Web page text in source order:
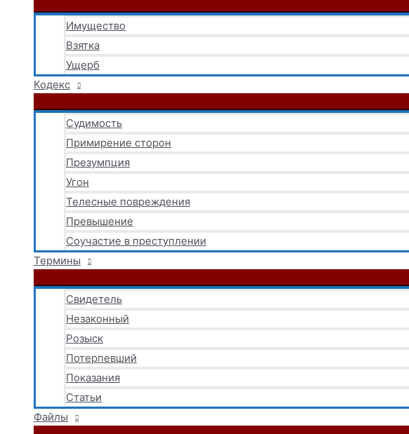
Имущество
Взятка
Ущерб
Кодекс
Судимость
Примирение сторон
Презумпция
Угон
Телесные повреждения
Превышение
Соучастие в преступлении
Термины
Свидетель
Незаконный
Розыск
Потерпевший
Показания
Статьи
Файлы